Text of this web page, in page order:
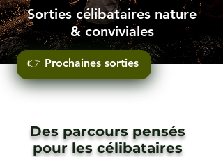
Sorties célibataires nature
& conviviales
👉 Prochaines sorties
Des parcours pensés
pour les célibataires